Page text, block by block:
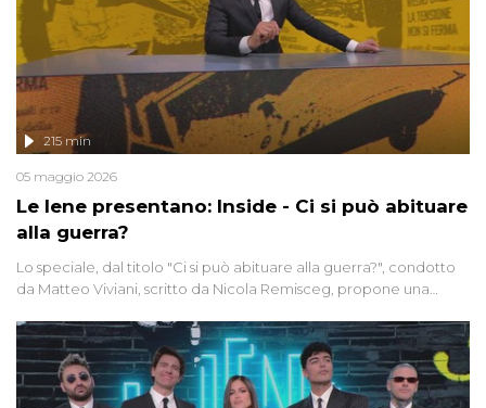
Le Iene presentano: Inside - Ci si può abituare
alla guerra?
215 min
05 maggio 2026
Lo speciale, dal titolo "Ci si può abituare alla guerra?", condotto
da Matteo Viviani, scritto da Nicola Remisceg, propone una
di settore - su quanto la guerra sia diventata una realtà pervasiva.
Anche se l'Italia non è direttamente coinvolta in conflitti armati, il
contesto globale rende impossibile considerarla un fenomeno
lontano.